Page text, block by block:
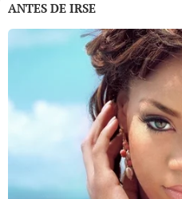
ANTES DE IRSE